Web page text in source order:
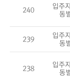
240
입주
동
239
입주
동
238
입주
동